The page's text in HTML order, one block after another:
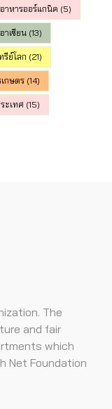
อาหารออร์แกนิค (5)
าเซียน (13)
รีย์โลก (21)
กษตร (14)
ะเทศ (15)
The
and fair
which
Net Foundation